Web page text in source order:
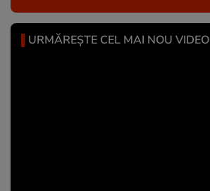
URMĂREȘTE CEL MAI NOU VIDEO